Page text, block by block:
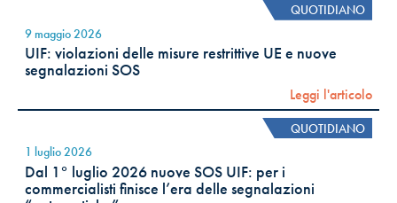
QUOTIDIANO
9 maggio 2026
UIF: violazioni delle misure restrittive UE e nuove
segnalazioni SOS
Leggi l'articolo
QUOTIDIANO
1 luglio 2026
Dal 1° luglio 2026 nuove SOS UIF: per i
commercialisti finisce l’era delle segnalazioni